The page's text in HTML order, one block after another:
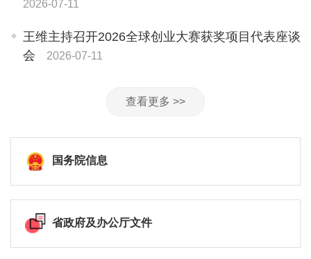
2026-07-11
王维主持召开2026全球创业大赛获奖项目代表座谈
会
2026-07-11
查看更多 >>
国务院信息
省政府及办公厅文件